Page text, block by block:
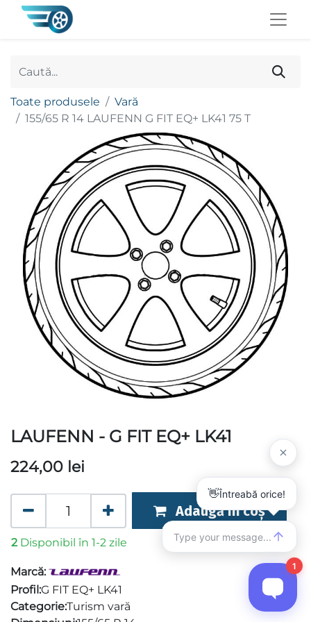
Toate produsele
Vară
155/65 R 14 LAUFENN G FIT EQ+ LK41 75 T
LAUFENN - G FIT EQ+ LK41
224,00 lei
Adaugă în coș
2 Disponibil în 1-2 zile
Marcă:
Profil:G FIT EQ+ LK41
Categorie:Turism vară